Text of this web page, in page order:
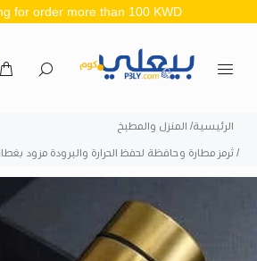
for order more than 100 KWD
الرئيسية المنزل والمطبخ
ثرمز مطارة وحافظة لحفظ الحرارة والبرودة مزود